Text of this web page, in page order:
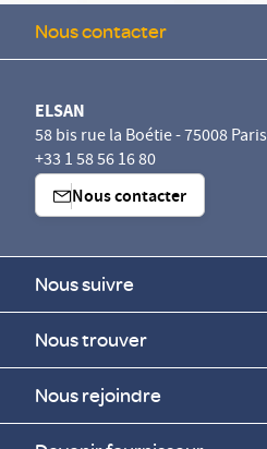
Nous contacter
ELSAN
58 bis rue la Boétie - 75008 Paris
+33 1 58 56 16 80
Nous contacter
Nous suivre
Nous trouver
Nous rejoindre